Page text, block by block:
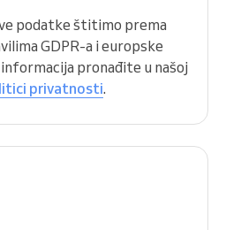
podatke štitimo prema
GDPR-a i europske
pronađite u našoj
privatnosti.